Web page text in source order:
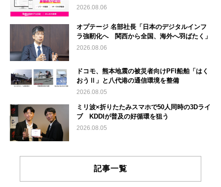
2026.08.06
オプテージ 名部社長「日本のデジタルインフ
ラ強靭化へ 関西から全国、海外へ羽ばたく」
2026.08.06
ドコモ、熊本地震の被災者向けPFI船舶「はく
おうⅡ」と八代港の通信環境を整備
2026.08.05
ミリ波×折りたたみスマホで50人同時の3Dライ
ブ KDDIが普及の好循環を狙う
2026.08.05
記事一覧